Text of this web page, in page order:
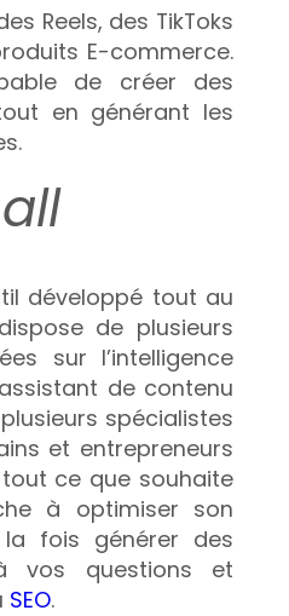
Reels, des TikToks
E-commerce.
de créer des
en générant les
développé tout au
de plusieurs
sur l’intelligence
de contenu
spécialistes
et entrepreneurs
tout ce que souhaite
à optimiser son
fois générer des
vos questions et
SEO.